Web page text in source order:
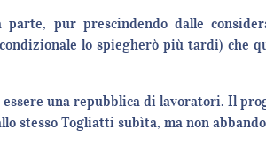
parte, pur prescindendo dalle
lo spiegherò più tardi) che
essere una repubblica di lavoratori. Il
stesso Togliatti subìta, ma non